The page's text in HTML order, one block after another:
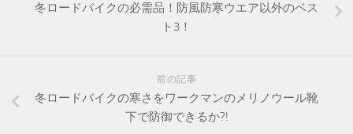
冬ロードバイクの必需品！防風防寒ウエア以外のベス
ト3！
前の記事
冬ロードバイクの寒さをワークマンのメリノウール靴
下で防御できるか?!